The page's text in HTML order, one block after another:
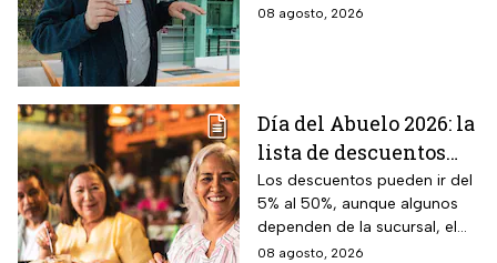
para la dispersión de los
08 agosto, 2026
Día del Abuelo 2026: la
lista de descuentos
con tu credencial
INAPAM en
restaurantes,
Los descuentos pueden ir del
5% al 50%, aunque algunos
dependen de la sucursal, el
servicio y los lugares
08 agosto, 2026